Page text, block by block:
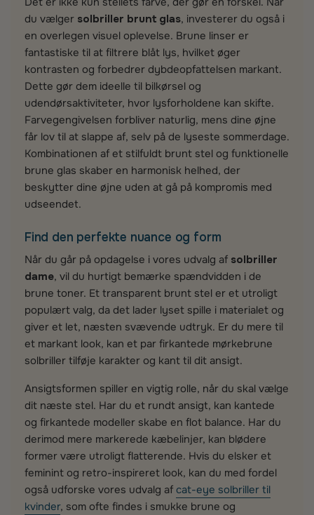
du vælger solbriller brunt glas, investerer du også i
en overlegen visuel oplevelse. Brune linser er
fantastiske til at filtrere blåt lys, hvilket øger
kontrasten og forbedrer dybdeopfattelsen markant.
Dette gør dem ideelle til bilkørsel og
udendørsaktiviteter, hvor lysforholdene kan skifte.
Farvegengivelsen forbliver naturlig, mens dine øjne
får lov til at slappe af, selv på de lyseste sommerdage.
Kombinationen af et stilfuldt brunt stel og funktionelle
brune glas skaber en harmonisk helhed, der
beskytter dine øjne uden at gå på kompromis med
udseendet.
Find den perfekte nuance og form
Når du går på opdagelse i vores udvalg af solbriller
dame, vil du hurtigt bemærke spændvidden i de
brune toner. Et transparent brunt stel er et utroligt
populært valg, da det lader lyset spille i materialet og
giver et let, næsten svævende udtryk. Er du mere til
et markant look, kan et par firkantede mørkebrune
solbriller tilføje karakter og kant til dit ansigt.
Ansigtsformen spiller en vigtig rolle, når du skal vælge
dit næste stel. Har du et rundt ansigt, kan kantede
og firkantede modeller skabe en flot balance. Har du
derimod mere markerede kæbelinjer, kan blødere
former være utroligt flatterende. Hvis du elsker et
feminint og retro-inspireret look, kan du med fordel
også udforske vores udvalg af cat-eye solbriller til
kvinder, som ofte findes i smukke brune og